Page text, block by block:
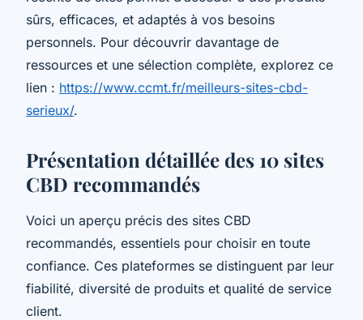
sûrs, efficaces, et adaptés à vos besoins
personnels. Pour découvrir davantage de
ressources et une sélection complète, explorez ce
lien : https://www.ccmt.fr/meilleurs-sites-cbd-
serieux/.
Présentation détaillée des 10 sites
CBD recommandés
Voici un aperçu précis des sites CBD
recommandés, essentiels pour choisir en toute
confiance. Ces plateformes se distinguent par leur
fiabilité, diversité de produits et qualité de service
client.